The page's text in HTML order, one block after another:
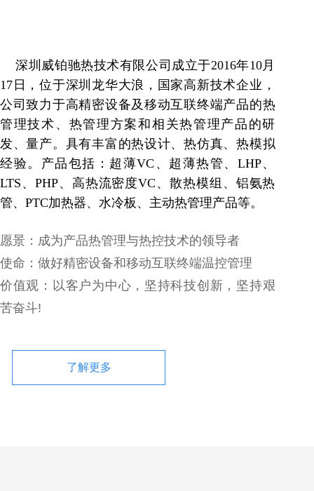
深圳威铂驰热技术有限公司成立于2016年10月
17日，位于深圳龙华大浪，国家高新技术企业，
公司致力于高精密设备及移动互联终端产品的热
管理技术、热管理方案和相关热管理产品的研
发、量产。具有丰富的热设计、热仿真、热模拟
经验。产品包括：超薄VC、超薄热管、LHP、
LTS、PHP、高热流密度VC、散热模组、铝氨热
管、PTC加热器、水冷板、主动热管理产品等。
愿景：成为产品热管理与热控技术的领导者
使命：做好精密设备和移动互联终端温控管理
价值观：以客户为中心，坚持科技创新，坚持艰
苦奋斗!
了解更多